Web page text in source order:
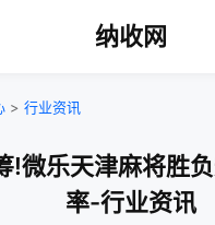
纳收网
> 行业资讯
!微乐天津麻将胜
率-行业资讯